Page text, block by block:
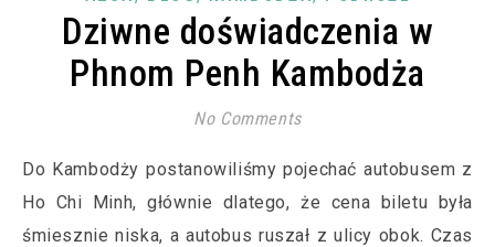
Dziwne doświadczenia w
Phnom Penh Kambodża
No Comments
Do Kambodży postanowiliśmy pojechać autobusem z
Ho Chi Minh, głównie dlatego, że cena biletu była
śmiesznie niska, a autobus ruszał z ulicy obok. Czas